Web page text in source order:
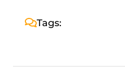
Tags: